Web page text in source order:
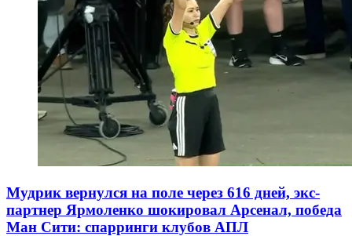
Мудрик вернулся на поле через 616 дней, экс-
партнер Ярмоленко шокировал Арсенал, победа
Ман Сити: спарринги клубов АПЛ